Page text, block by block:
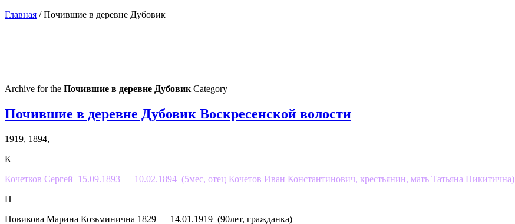
Главная / Почившие в деревне Дубовик
Archive for the Почившие в деревне Дубовик Category
Почившие в деревне Дубовик Воскресенской волости
1919, 1894,
К
Кочетков Сергей 15.09.1893 — 10.02.1894 (5мес, отец Кочетов Иван Константинович, крестьянин, мать Татьяна Никитична)
Н
Новикова Марина Козьминична 1829 — 14.01.1919 (90лет, гражданка)